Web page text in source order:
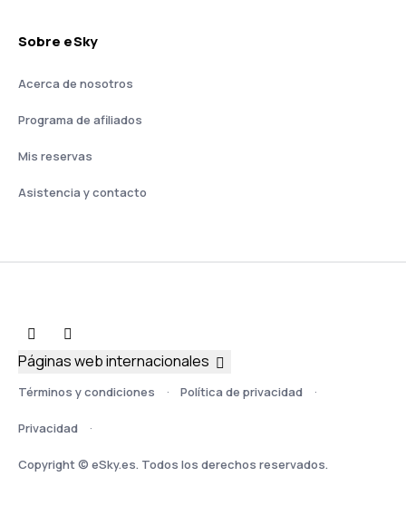
Sobre eSky
Acerca de nosotros
Programa de afiliados
Mis reservas
Asistencia y contacto
Términos y condiciones Política de privacidad
Privacidad
Copyright © eSky.es. Todos los derechos reservados.
Páginas web internacionales